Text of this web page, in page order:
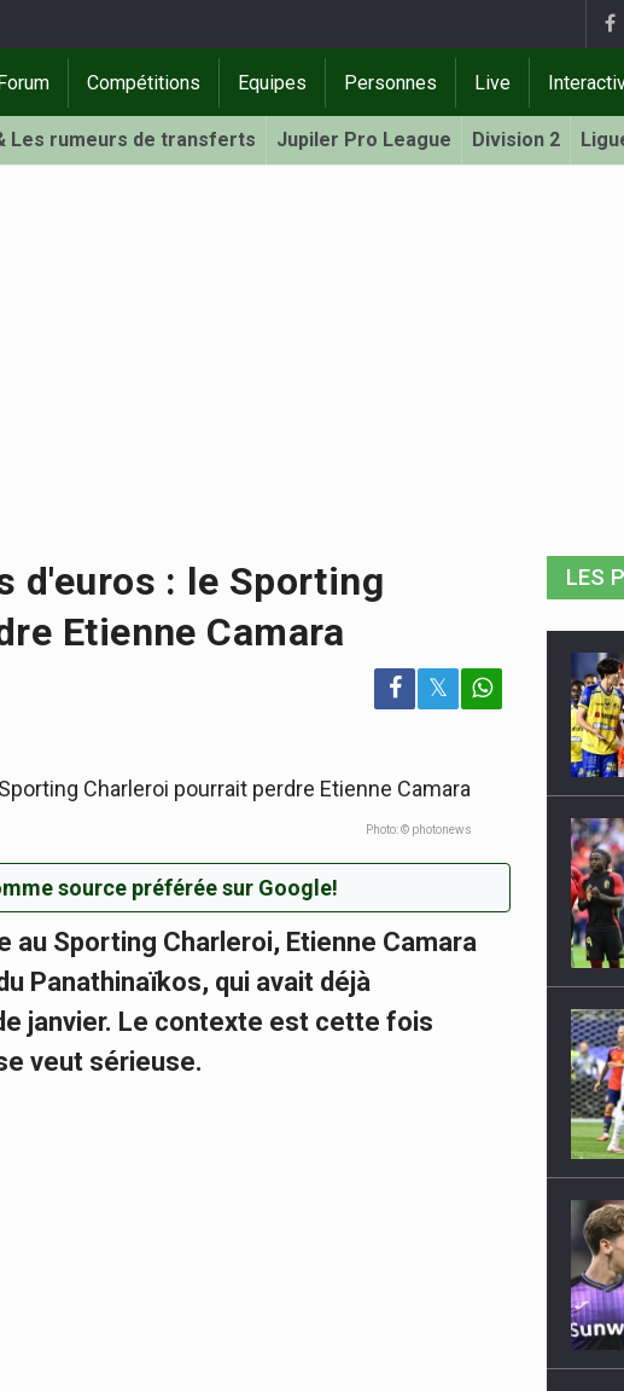
Compétitions Equipes Personnes Live
Les rumeurs de transferts Jupiler Pro League Division 2
d'euros : le Sporting
Etienne Camara
𝕏
Photo: © photonews
source préférée sur Google!
au Sporting Charleroi, Etienne Camara
Panathinaïkos, qui avait déjà
janvier. Le contexte est cette fois
veut sérieuse.
LES